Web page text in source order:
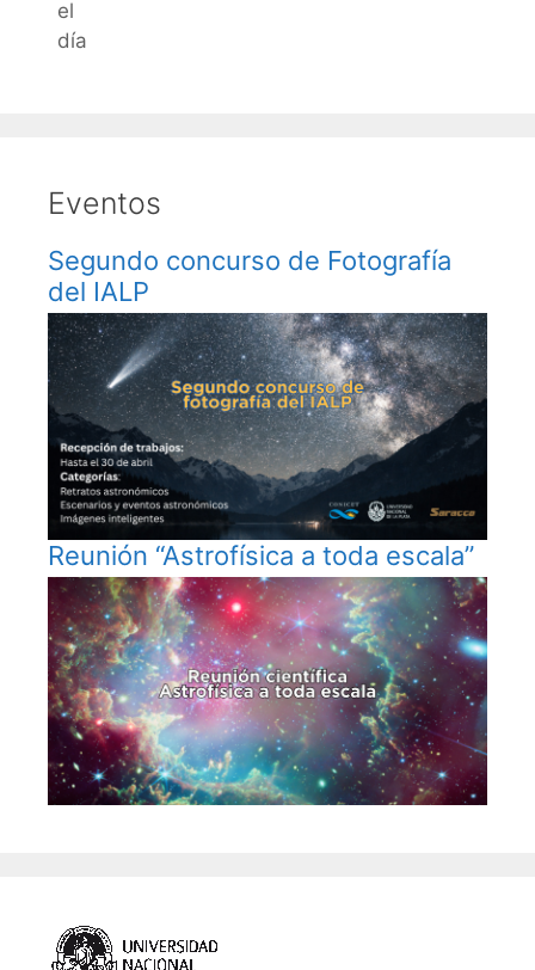
el
día
Eventos
Segundo concurso de Fotografía
del IALP
Reunión “Astrofísica a toda escala”